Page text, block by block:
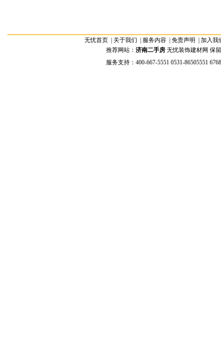
无忧首页 关于我们 服务内容 免责声明
加入我
推荐网站： 济南二手房 无忧装饰建材网 保
服务支持：400-667-5551 0531-86505551